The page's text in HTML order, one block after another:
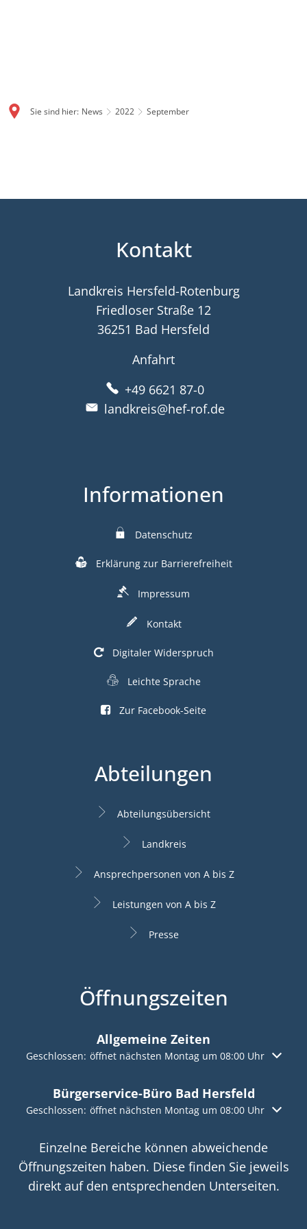
Sie sind hier: News 2022 September
Kontakt
Landkreis Hersfeld-Rotenburg
Friedloser Straße 12
36251 Bad Hersfeld
Anfahrt
+49 6621 87-0
landkreis@hef-rof.de
Informationen
Datenschutz
Erklärung zur Barrierefreiheit
Impressum
Kontakt
Digitaler Widerspruch
Leichte Sprache
Zur Facebook-Seite
Abteilungen
Abteilungsübersicht
Landkreis
Ansprechpersonen von A bis Z
Leistungen von A bis Z
Presse
Öffnungszeiten
Allgemeine Zeiten
Klicken, um weitere Öffnungs- oder Schließzeiten
Geschlossen: öffnet nächsten Montag um 08:00 Uhr
Bürgerservice-Büro Bad Hersfeld
Klicken, um weitere Öffnungs- oder Schließzeiten
Geschlossen: öffnet nächsten Montag um 08:00 Uhr
Einzelne Bereiche können abweichende
Öffnungszeiten haben. Diese finden Sie jeweils
direkt auf den entsprechenden Unterseiten.